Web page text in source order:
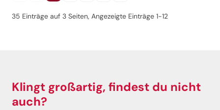
35 Einträge auf 3 Seiten, Angezeigte Einträge 1-12
Klingt großartig, findest du nicht
auch?